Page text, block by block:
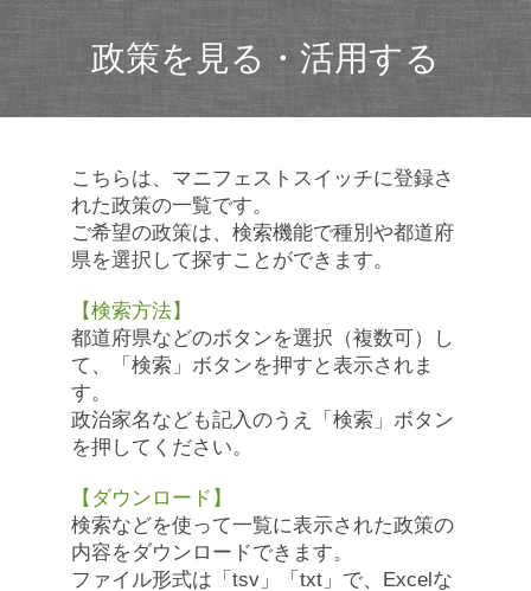
政策を見る・活用する
こちらは、マニフェストスイッチに登録さ
れた政策の一覧です。
ご希望の政策は、検索機能で種別や都道府
県を選択して探すことができます。
【検索方法】
都道府県などのボタンを選択（複数可）し
て、「検索」ボタンを押すと表示されま
す。
政治家名なども記入のうえ「検索」ボタン
を押してください。
【ダウンロード】
検索などを使って一覧に表示された政策の
内容をダウンロードできます。
ファイル形式は「tsv」「txt」で、Excelな